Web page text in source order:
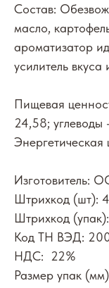
Состав:
масло,
ароматизатор
усилитель
Пищевая
24,58; углеводы
Энергетическая
Изготовитель:
Штрихкод (шт):
Штрихкод (упак):
Код ТН ВЭД:
НДС: 22%
Размер упак